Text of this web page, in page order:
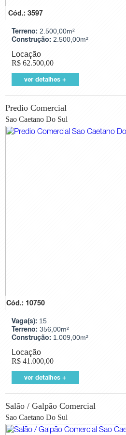
Cód.: 3597
Terreno: 2.500,00m²
Construção: 2.500,00m²
Locação
R$62.500,00
ver detalhes +
Predio Comercial
Sao Caetano Do Sul
Cód.: 10750
Vaga(s): 15
Terreno: 356,00m²
Construção: 1.009,00m²
Locação
R$41.000,00
ver detalhes +
Salão / Galpão Comercial
Sao Caetano Do Sul